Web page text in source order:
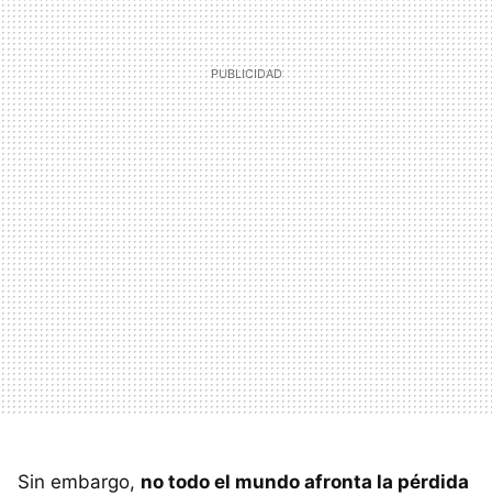
Sin embargo, no todo el mundo afronta la pérdida